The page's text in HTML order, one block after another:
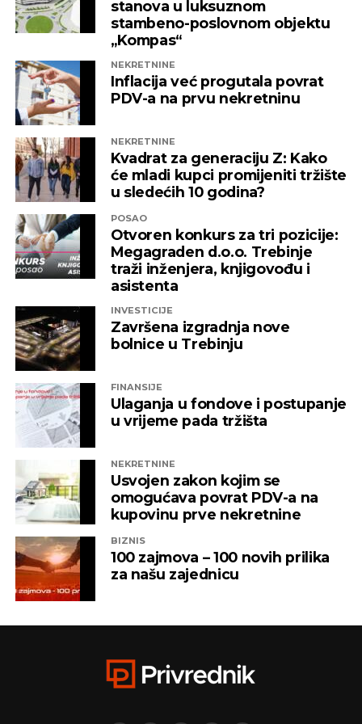
stanova u luksuznom
stambeno-poslovnom objektu
„Kompas“
NEKRETNINE
Inflacija već progutala povrat
PDV-a na prvu nekretninu
NEKRETNINE
Kvadrat za generaciju Z: Kako
će mladi kupci promijeniti tržište
u sledećih 10 godina?
POSAO
Otvoren konkurs za tri pozicije:
Megagraden d.o.o. Trebinje
traži inženjera, knjigovođu i
asistenta
INVESTICIJE
Završena izgradnja nove
bolnice u Trebinju
FINANSIJE
Ulaganja u fondove i postupanje
u vrijeme pada tržišta
NEKRETNINE
Usvojen zakon kojim se
omogućava povrat PDV-a na
kupovinu prve nekretnine
BIZNIS
100 zajmova – 100 novih prilika
za našu zajednicu